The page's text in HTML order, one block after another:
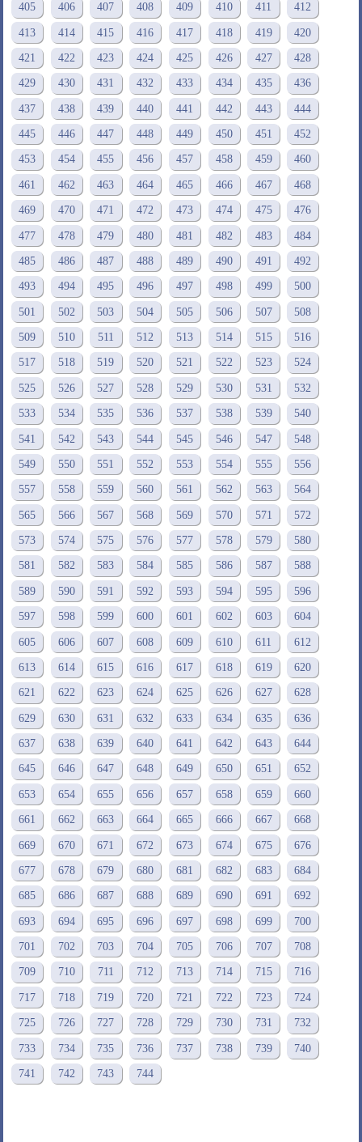
405 406 407 408 409 410 411 412
413 414 415 416 417 418 419 420
421 422 423 424 425 426 427 428
429 430 431 432 433 434 435 436
437 438 439 440 441 442 443 444
445 446 447 448 449 450 451 452
453 454 455 456 457 458 459 460
461 462 463 464 465 466 467 468
469 470 471 472 473 474 475 476
477 478 479 480 481 482 483 484
485 486 487 488 489 490 491 492
493 494 495 496 497 498 499 500
501 502 503 504 505 506 507 508
509 510 511 512 513 514 515 516
517 518 519 520 521 522 523 524
525 526 527 528 529 530 531 532
533 534 535 536 537 538 539 540
541 542 543 544 545 546 547 548
549 550 551 552 553 554 555 556
557 558 559 560 561 562 563 564
565 566 567 568 569 570 571 572
573 574 575 576 577 578 579 580
581 582 583 584 585 586 587 588
589 590 591 592 593 594 595 596
597 598 599 600 601 602 603 604
605 606 607 608 609 610 611 612
613 614 615 616 617 618 619 620
621 622 623 624 625 626 627 628
629 630 631 632 633 634 635 636
637 638 639 640 641 642 643 644
645 646 647 648 649 650 651 652
653 654 655 656 657 658 659 660
661 662 663 664 665 666 667 668
669 670 671 672 673 674 675 676
677 678 679 680 681 682 683 684
685 686 687 688 689 690 691 692
693 694 695 696 697 698 699 700
701 702 703 704 705 706 707 708
709 710 711 712 713 714 715 716
717 718 719 720 721 722 723 724
725 726 727 728 729 730 731 732
733 734 735 736 737 738 739 740
741 742 743 744